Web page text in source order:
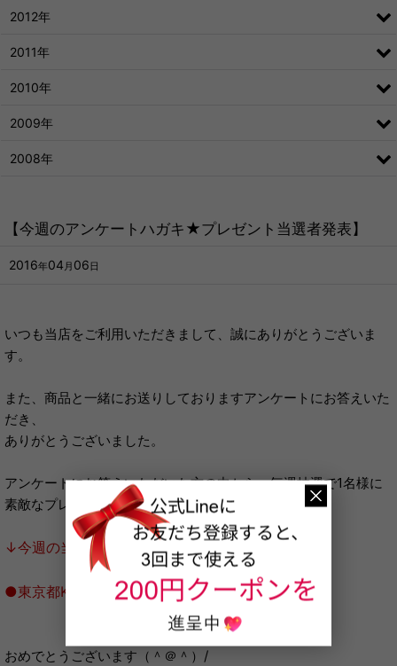
【今週のアンケートハガキ★プレゼント当選者発表】
2016年04 月 06 日
いつも当店をご利用いただきまして、誠にありがとうございま
す。
また、商品と一緒にお送りしておりますアンケートにお答えいた
だき、
ありがとうございました。
アンケートにお答えいただいた方の中から、毎週抽選で1名様に
素敵なプレゼントをお送りしております。
↓今週の当選者はこちら↓
●東京都Kira様
おめでとうございます（＾＠＾）/
2012年
2011年
2010年
2009年
2008年